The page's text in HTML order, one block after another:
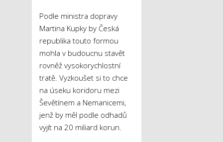
Podle ministra dopravy
Martina Kupky by Česká
republika touto formou
mohla v budoucnu stavět
rovněž vysokorychlostní
tratě. Vyzkoušet si to chce
na úseku koridoru mezi
Ševětínem a Nemanicemi,
jenž by měl podle odhadů
vyjít na 20 miliard korun.